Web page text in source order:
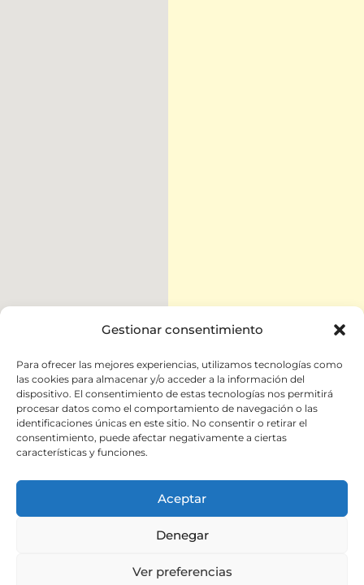
Gestionar consentimiento
Para ofrecer las mejores experiencias, utilizamos tecnologías como
las cookies para almacenar y/o acceder a la información del
dispositivo. El consentimiento de estas tecnologías nos permitirá
procesar datos como el comportamiento de navegación o las
identificaciones únicas en este sitio. No consentir o retirar el
consentimiento, puede afectar negativamente a ciertas
características y funciones.
Aceptar
Denegar
Ver preferencias